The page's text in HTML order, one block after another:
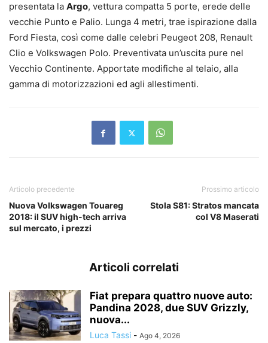
presentata la Argo, vettura compatta 5 porte, erede delle
vecchie Punto e Palio. Lunga 4 metri, trae ispirazione dalla
Ford Fiesta, così come dalle celebri Peugeot 208, Renault
Clio e Volkswagen Polo. Preventivata un’uscita pure nel
Vecchio Continente. Apportate modifiche al telaio, alla
gamma di motorizzazioni ed agli allestimenti.
Articolo precedente
Nuova Volkswagen Touareg
2018: il SUV high-tech arriva
sul mercato, i prezzi
Prossimo articolo
Stola S81: Stratos mancata
col V8 Maserati
Articoli correlati
Fiat prepara quattro nuove auto:
Pandina 2028, due SUV Grizzly,
nuova...
Luca Tassi - Ago 4, 2026